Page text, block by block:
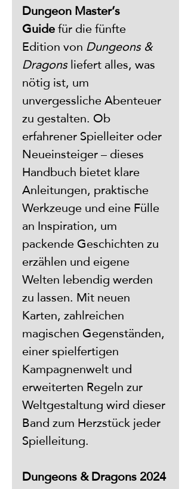
Dungeon Master’s
Guide für die fünfte
Edition von Dungeons &
Dragons liefert alles, was
nötig ist, um
unvergessliche Abenteuer
zu gestalten. Ob
erfahrener Spielleiter oder
Neueinsteiger – dieses
Handbuch bietet klare
Anleitungen, praktische
Werkzeuge und eine Fülle
an Inspiration, um
packende Geschichten zu
erzählen und eigene
Welten lebendig werden
zu lassen. Mit neuen
Karten, zahlreichen
magischen Gegenständen,
einer spielfertigen
Kampagnenwelt und
erweiterten Regeln zur
Weltgestaltung wird dieser
Band zum Herzstück jeder
Spielleitung.
Dungeons & Dragons 2024